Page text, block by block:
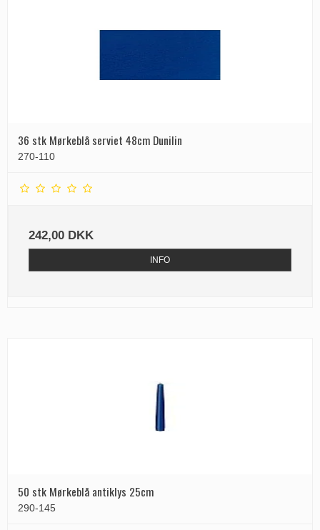
36 stk Mørkeblå serviet 48cm Dunilin
270-110
242,00 DKK
INFO
50 stk Mørkeblå antiklys 25cm
290-145